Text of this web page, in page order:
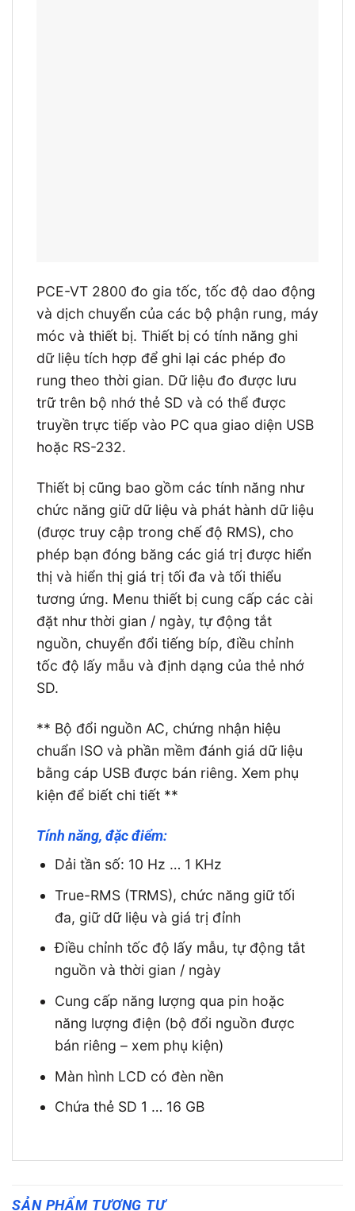
PCE-VT 2800 đo gia tốc, tốc độ dao động
và dịch chuyển của các bộ phận rung, máy
móc và thiết bị. Thiết bị có tính năng ghi
dữ liệu tích hợp để ghi lại các phép đo
rung theo thời gian. Dữ liệu đo được lưu
trữ trên bộ nhớ thẻ SD và có thể được
truyền trực tiếp vào PC qua giao diện USB
hoặc RS-232.
Thiết bị cũng bao gồm các tính năng như
chức năng giữ dữ liệu và phát hành dữ liệu
(được truy cập trong chế độ RMS), cho
phép bạn đóng băng các giá trị được hiển
thị và hiển thị giá trị tối đa và tối thiểu
tương ứng. Menu thiết bị cung cấp các cài
đặt như thời gian / ngày, tự động tắt
nguồn, chuyển đổi tiếng bíp, điều chỉnh
tốc độ lấy mẫu và định dạng của thẻ nhớ
SD.
** Bộ đổi nguồn AC, chứng nhận hiệu
chuẩn ISO và phần mềm đánh giá dữ liệu
bằng cáp USB được bán riêng. Xem phụ
kiện để biết chi tiết **
Tính năng, đặc điểm:
Dải tần số: 10 Hz … 1 KHz
True-RMS (TRMS), chức năng giữ tối
đa, giữ dữ liệu và giá trị đỉnh
Điều chỉnh tốc độ lấy mẫu, tự động tắt
nguồn và thời gian / ngày
Cung cấp năng lượng qua pin hoặc
năng lượng điện (bộ đổi nguồn được
bán riêng – xem phụ kiện)
Màn hình LCD có đèn nền
Chứa thẻ SD 1 … 16 GB
SẢN PHẨM TƯƠNG TỰ